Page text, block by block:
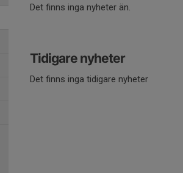
Det finns inga nyheter än.
Tidigare nyheter
Det finns inga tidigare nyheter